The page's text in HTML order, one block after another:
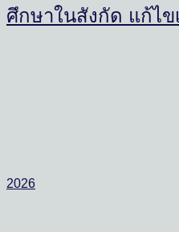
ศึกษาในสังกัด แก้ไข
2026